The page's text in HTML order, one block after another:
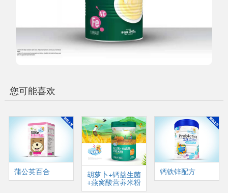
您可能喜欢
蒲公英百合 胡萝卜+钙益生菌
+燕窝酸营养米粉
钙铁锌配方